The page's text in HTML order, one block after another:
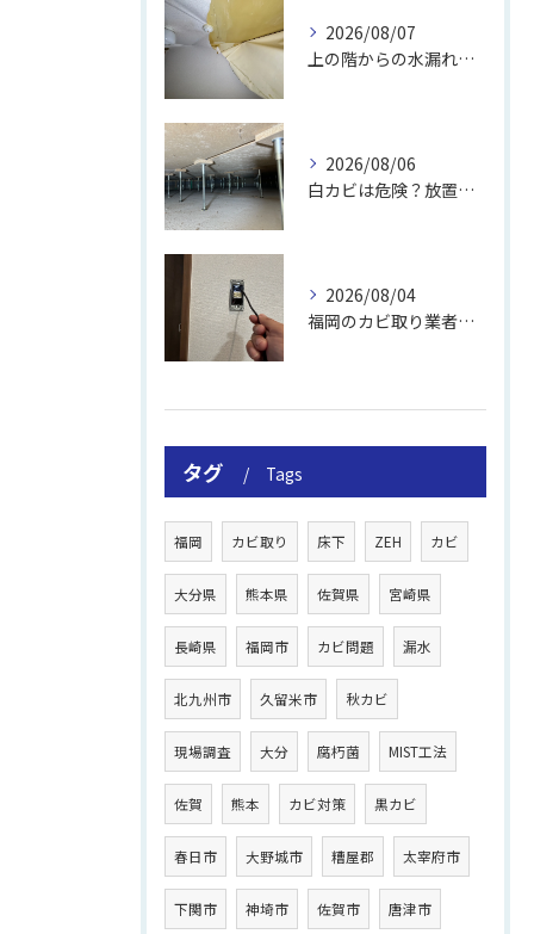
2026/08/07
上の階からの水漏れでカビ｜対処法と業者
2026/08/06
白カビは危険？放置のリスクと取り方
2026/08/04
福岡のカビ取り業者おすすめの選び方と費用
タグ Tags
福岡 カビ取り 床下 ZEH カビ
大分県 熊本県 佐賀県 宮崎県
長崎県 福岡市 カビ問題 漏水
北九州市 久留米市 秋カビ
現場調査 大分 腐朽菌 MIST工法
佐賀 熊本 カビ対策 黒カビ
春日市 大野城市 糟屋郡 太宰府市
下関市 神埼市 佐賀市 唐津市